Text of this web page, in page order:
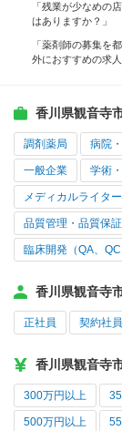
「残業が少なめの
はありますか？」
「薬剤師の募集を
外におすすめの求
香川県観音寺
調剤薬局 病院
一般企業 学術
メディカルライタ
品質管理・品質保
臨床開発（QA、
香川県観音寺
正社員 契約社
香川県観音寺
300万円以上
500万円以上